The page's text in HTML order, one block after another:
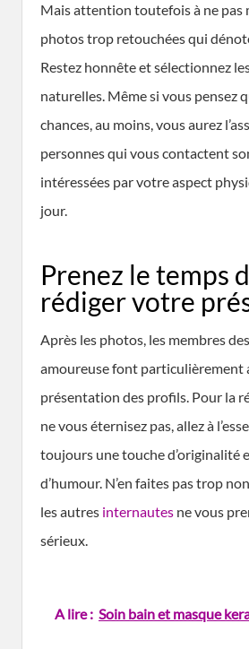
Mais attention toutefois à ne pas
photos trop retouchées qui
Restez honnête et sélectionnez
naturelles. Même si vous pensez
chances, au moins, vous aurez
personnes qui vous contactent
intéressées par votre aspect
jour.
Prenez le temps
rédiger votre
Après les photos, les membres
amoureuse font particulièrement
présentation des profils. Pour la
ne vous éternisez pas, allez à
toujours une touche d’originalité
d’humour. N’en faites pas trop
les autres internautes ne vous
sérieux.
A lire : Soin bain et masque